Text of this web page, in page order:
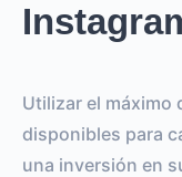
Utilizar el máximo
disponibles para
una inversión en